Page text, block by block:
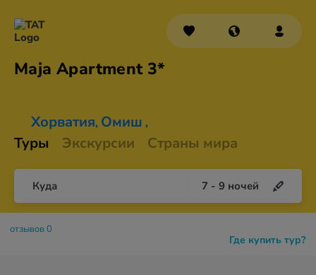
Maja Apartment 3*
Хорватия, Омиш ,
Туры Экскурсии Страны мира
Куда 7 - 9 ночей
Где купить тур?
отзывов 0